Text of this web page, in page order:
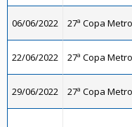
06/06/2022 27ª Copa
22/06/2022 27ª Copa
29/06/2022 27ª Copa